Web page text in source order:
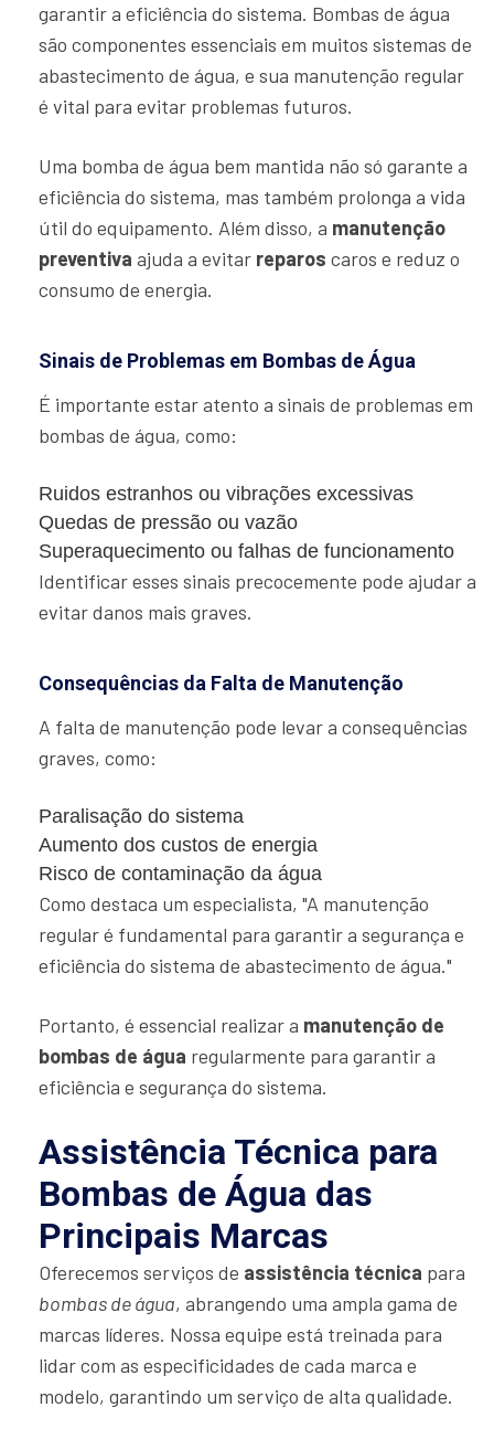
garantir a eficiência do sistema. Bombas de água
são componentes essenciais em muitos sistemas de
abastecimento de água, e sua manutenção regular
é vital para evitar problemas futuros.
Uma bomba de água bem mantida não só garante a
eficiência do sistema, mas também prolonga a vida
útil do equipamento. Além disso, a manutenção
preventiva ajuda a evitar reparos caros e reduz o
consumo de energia.
Sinais de Problemas em Bombas de Água
É importante estar atento a sinais de problemas em
bombas de água, como:
Ruidos estranhos ou vibrações excessivas
Quedas de pressão ou vazão
Superaquecimento ou falhas de funcionamento
Identificar esses sinais precocemente pode ajudar a
evitar danos mais graves.
Consequências da Falta de Manutenção
A falta de manutenção pode levar a consequências
graves, como:
Paralisação do sistema
Aumento dos custos de energia
Risco de contaminação da água
Como destaca um especialista, "A manutenção
regular é fundamental para garantir a segurança e
eficiência do sistema de abastecimento de água."
Portanto, é essencial realizar a manutenção de
bombas de água regularmente para garantir a
eficiência e segurança do sistema.
Assistência Técnica para
Bombas de Água das
Principais Marcas
Oferecemos serviços de assistência técnica para
bombas de água, abrangendo uma ampla gama de
marcas líderes. Nossa equipe está treinada para
lidar com as especificidades de cada marca e
modelo, garantindo um serviço de alta qualidade.